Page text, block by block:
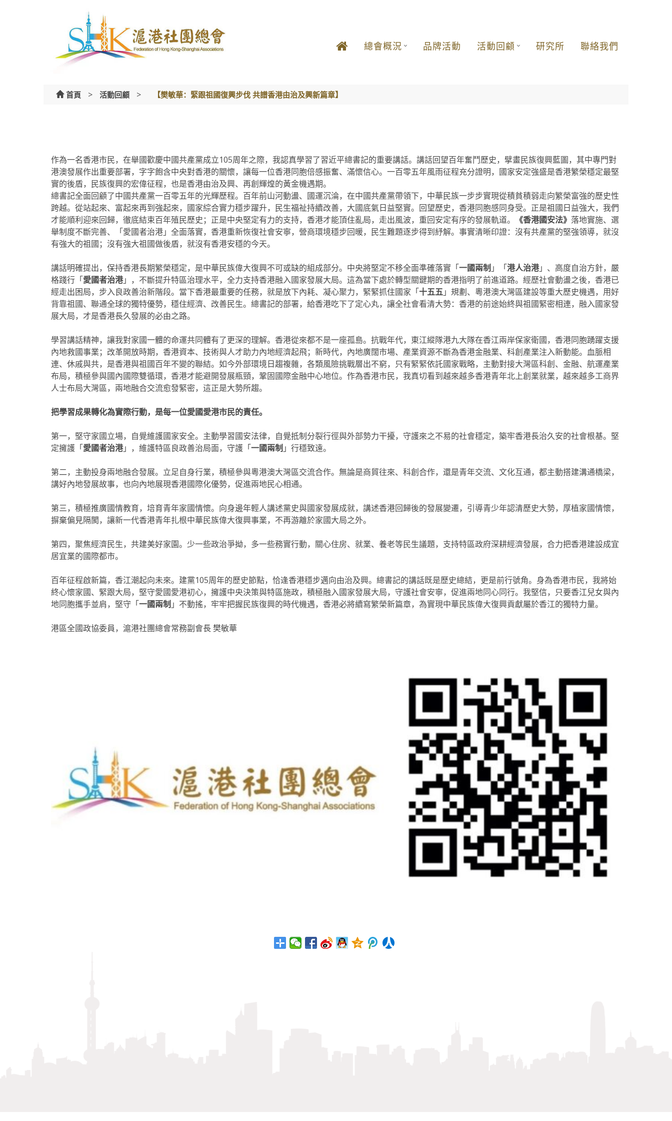
總會概況 品牌活動 活動回顧 研究所 聯絡我們
首頁 > 活動回顧 > 【樊敏華：緊跟祖國復興步伐 共譜香港由治及興新篇章】
作為一名香港市民，在舉國歡慶中國共產黨成立105周年之際，我認真學習了習近平總書記的重要講話。講話回望百年奮鬥歷史，擘畫民族復興藍圖，其中專門對
港澳發展作出重要部署，字字飽含中央對香港的關懷，讓每一位香港同胞倍感振奮、滿懷信心。一百零五年風雨征程充分證明，國家安定強盛是香港繁榮穩定最堅
實的後盾，民族復興的宏偉征程，也是香港由治及興、再創輝煌的黃金機遇期。
總書記全面回顧了中國共產黨一百零五年的光輝歷程。百年前山河動盪、國運沉淪，在中國共產黨帶領下，中華民族一步步實現從積貧積弱走向繁榮富強的歷史性
跨越。從站起來、富起來再到強起來，國家綜合實力穩步躍升，民生福祉持續改善，大國底氣日益堅實。回望歷史，香港同胞感同身受。正是祖國日益強大，我們
才能順利迎來回歸，徹底結束百年殖民歷史；正是中央堅定有力的支持，香港才能頂住亂局，走出風波，重回安定有序的發展軌道。
《香港國安法》 落地實施、選
舉制度不斷完善、「愛國者治港」全面落實，香港重新恢復社會安寧，營商環境穩步回暖，民生難題逐步得到紓解。事實清晰印證：沒有共產黨的堅強領導，就沒
有強大的祖國；沒有強大祖國做後盾，就沒有香港安穩的今天。
講話明確提出，保持香港長期繁榮穩定，是中華民族偉大復興不可或缺的組成部分。中央將堅定不移全面準確落實「一國兩制 」「港人治港」、高度自治方針，嚴
格踐行「愛國者治港」，不斷提升特區治理水平，全力支持香港融入國家發展大局。這為當下處於轉型關鍵期的香港指明了前進道路。經歷社會動盪之後，香港已
經走出困局，步入良政善治新階段。當下香港最重要的任務，就是放下內耗、凝心聚力，緊緊抓住國家「十五五」規劃、粵港澳大灣區建設等重大歷史機遇，用好
背靠祖國、聯通全球的獨特優勢，穩住經濟、改善民生。總書記的部署，給香港吃下了定心丸，讓全社會看清大勢：香港的前途始終與祖國緊密相連，融入國家發
展大局，才是香港長久發展的必由之路。
學習講話精神，讓我對家國一體的命運共同體有了更深的理解。香港從來都不是一座孤島。抗戰年代，東江縱隊港九大隊在香江兩岸保家衛國，香港同胞踴躍支援
內地救國事業；改革開放時期，香港資本、技術與人才助力內地經濟起飛；新時代，內地廣闊市場、產業資源不斷為香港金融業、科創產業注入新動能。血脈相
連、休戚與共，是香港與祖國百年不變的聯結。如今外部環境日趨複雜，各類風險挑戰層出不窮，只有緊緊依託國家戰略，主動對接大灣區科創、金融、航運產業
布局，積極參與國內國際雙循環，香港才能避開發展瓶頸，鞏固國際金融中心地位。作為香港市民，我真切看到越來越多香港青年北上創業就業，越來越多工商界
人士布局大灣區，兩地融合交流愈發緊密，這正是大勢所趨。
把學習成果轉化為實際行動，是每一位愛國愛港市民的責任。
第一，堅守家國立場，自覺維護國家安全。主動學習國安法律，自覺抵制分裂行徑與外部勢力干擾，守護來之不易的社會穩定，築牢香港長治久安的社會根基。堅
定擁護「愛國者治港」，維護特區良政善治局面，守護「一國兩制 」行穩致遠。
第二，主動投身兩地融合發展。立足自身行業，積極參與粵港澳大灣區交流合作。無論是商貿往來、科創合作，還是青年交流、文化互通，都主動搭建溝通橋梁，
講好內地發展故事，也向內地展現香港國際化優勢，促進兩地民心相通。
第三，積極推廣國情教育，培育青年家國情懷。向身邊年輕人講述黨史與國家發展成就，講述香港回歸後的發展變遷，引導青少年認清歷史大勢，厚植家國情懷，
摒棄偏見隔閡，讓新一代香港青年扎根中華民族偉大復興事業，不再游離於家國大局之外。
第四，聚焦經濟民生，共建美好家園。少一些政治爭拗，多一些務實行動，關心住房、就業、養老等民生議題，支持特區政府深耕經濟發展，合力把香港建設成宜
居宜業的國際都市。
百年征程啟新篇，香江潮起向未來。建黨105周年的歷史節點，恰逢香港穩步邁向由治及興。總書記的講話既是歷史總結，更是前行號角。身為香港市民，我將始
終心懷家國、緊跟大局，堅守愛國愛港初心，擁護中央決策與特區施政，積極融入國家發展大局，守護社會安寧，促進兩地同心同行。我堅信，只要香江兒女與內
地同胞攜手並肩，堅守「一國兩制 」不動搖，牢牢把握民族復興的時代機遇，香港必將續寫繁榮新篇章，為實現中華民族偉大復興貢獻屬於香江的獨特力量。
港區全國政協委員，滬港社團總會常務副會長 樊敏華